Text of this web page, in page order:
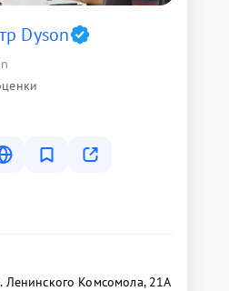
Dyson
Ленинского Комсомола, 21А